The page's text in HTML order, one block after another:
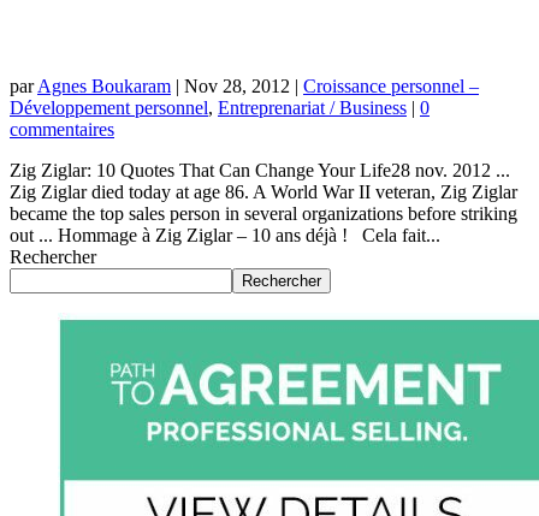
parAgnes Boukaram | Nov 28, 2012 | Croissance personnel –
Développement personnel, Entreprenariat / Business | 0
commentaires
Zig Ziglar: 10 Quotes That Can Change Your Life28 nov. 2012 ...
Zig Ziglar died today at age 86. A World War II veteran, Zig Ziglar
became the top sales person in several organizations before striking
out ... Hommage à Zig Ziglar – 10 ans déjà ! Cela fait...
Rechercher
Rechercher